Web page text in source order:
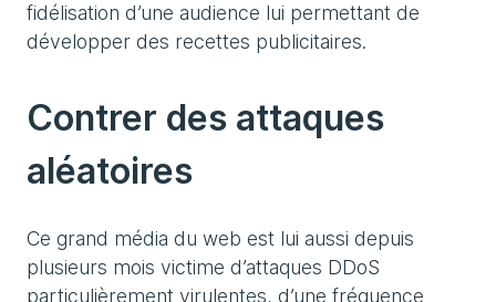
fidélisation d’une audience lui permettant de
développer des recettes publicitaires.
Contrer des attaques
aléatoires
Ce grand média du web est lui aussi depuis
plusieurs mois victime d’attaques DDoS
particulièrement virulentes, d’une fréquence